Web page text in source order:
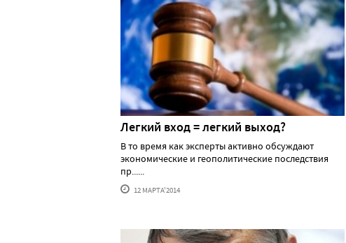
Легкий вход = легкий выход?
В то время как эксперты активно обсуждают
экономические и геополитические последствия
пр......
12 МАРТА'2014